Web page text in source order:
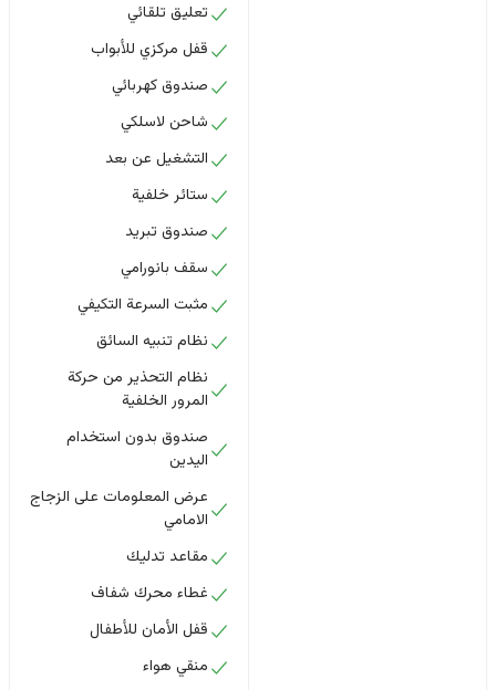
تعليق تلقائي
قفل مركزي للأبواب
صندوق كهربائي
شاحن لاسلكي
التشغيل عن بعد
ستائر خلفية
صندوق تبريد
سقف بانورامي
مثبت السرعة التكيفي
نظام تنبيه السائق
نظام التحذير من حركة
المرور الخلفية
صندوق بدون استخدام
اليدين
عرض المعلومات على الزجاج
الامامي
مقاعد تدليك
غطاء محرك شفاف
قفل الأمان للأطفال
منقي هواء